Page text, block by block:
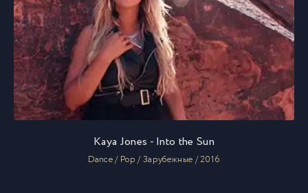
Kaya Jones - Into the Sun
Dance / Pop / Зарубежные / 2016